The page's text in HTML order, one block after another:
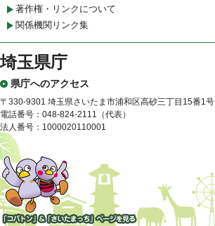
著作権・リンクについて
関係機関リンク集
埼玉県庁
県庁へのアクセス
〒330-9301 埼玉県さいたま市浦和区高砂三丁目15番1号
電話番号：048-824-2111（代表）
法人番号：1000020110001
「コバトン」&「さいたまっ